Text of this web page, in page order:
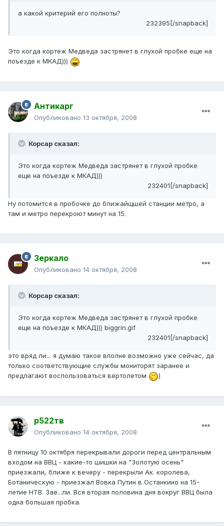
а какой критерий его полноты?
232395[/snapback]
Это когда кортеж Медведа застрянет в глухой пробке еще на
поъезде к МКАД)))
Антикарг
Опубликовано 13 октября, 2008
Корсар сказал:
Это когда кортеж Медведа застрянет в глухой пробке
еще на поъезде к МКАД)))
232401[/snapback]
Ну потомится в пробочке до ближайщшей станции метро, а
там и метро перекроют минут на 15.
Зеркало
Опубликовано 14 октября, 2008
Корсар сказал:
Это когда кортеж Медведа застрянет в глухой пробке
еще на поъезде к МКАД))) biggrin.gif
232401[/snapback]
это вряд ли... я думаю такое вполне возможно уже сейчас, да
только соответствующие службы мониторят заранее и
предлагают воспользоваться вертолетом
)
р522тв
Опубликовано 14 октября, 2008
В пятницу 10 октября перекрывали дороги перед центральным
входом на ВВЦ - какие-то шишки на "Золотую осень"
приезжали, ближе к вечеру - перекрыли Ак. королева,
Ботаническую - приезжал Вовка Путин в Останкино на 15-
летие НТВ. Зае...ли. Вся вторая половина дня вокруг ВВЦ была
одна большая пробка.